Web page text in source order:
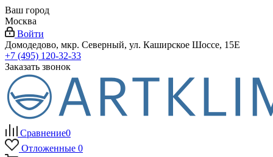
Ваш город
Москва
Войти
Домодедово, мкр. Северный, ул. Каширское Шоссе, 15Е
+7 (495) 120-32-33
Заказать звонок
Сравнение0
Отложенные 0